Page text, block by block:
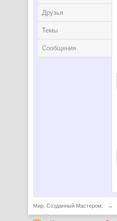
Друзья
Темы
Сообщения
Мир, Созданный Мастером. →